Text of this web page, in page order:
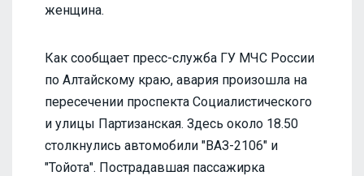
женщина.
Как сообщает пресс-служба ГУ МЧС России
по Алтайскому краю, авария произошла на
пересечении проспекта Социалистического
и улицы Партизанская. Здесь около 18.50
столкнулись автомобили "ВАЗ-2106" и
"Тойота". Пострадавшая пассажирка